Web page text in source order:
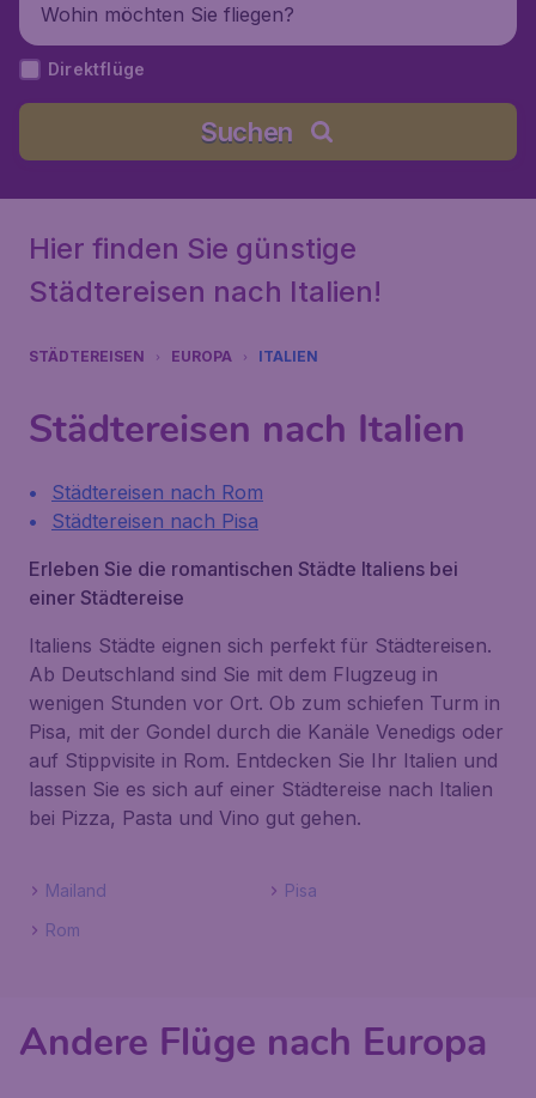
Wohin möchten Sie fliegen?
Direktflüge
Suchen
Hier finden Sie günstige
Städtereisen nach Italien!
STÄDTEREISEN EUROPA ITALIEN
Städtereisen nach Italien
Städtereisen nach Rom
Städtereisen nach Pisa
Erleben Sie die romantischen Städte Italiens bei
einer Städtereise
Italiens Städte eignen sich perfekt für Städtereisen.
Ab Deutschland sind Sie mit dem Flugzeug in
wenigen Stunden vor Ort. Ob zum schiefen Turm in
Pisa, mit der Gondel durch die Kanäle Venedigs oder
auf Stippvisite in Rom. Entdecken Sie Ihr Italien und
lassen Sie es sich auf einer Städtereise nach Italien
bei Pizza, Pasta und Vino gut gehen.
Mailand
Pisa
Rom
Andere Flüge nach Europa